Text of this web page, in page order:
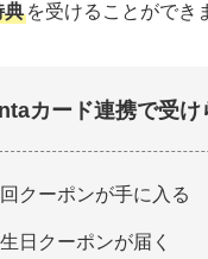
典 を受けることができ
カード連携で受け
クーポンが手に入る
日クーポンが届く